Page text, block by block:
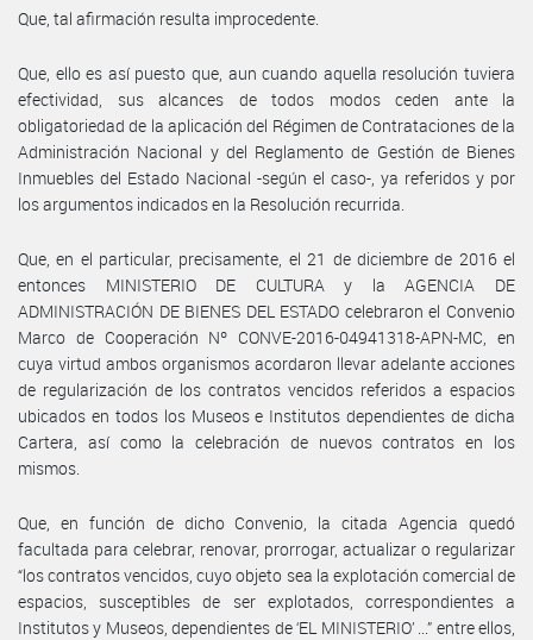
Que, tal afirmación resulta improcedente.
Que, ello es así puesto que, aun cuando aquella resolución tuviera
efectividad, sus alcances de todos modos ceden ante la
obligatoriedad de la aplicación del Régimen de Contrataciones de la
Administración Nacional y del Reglamento de Gestión de Bienes
Inmuebles del Estado Nacional -según el caso-, ya referidos y por
los argumentos indicados en la Resolución recurrida.
Que, en el particular, precisamente, el 21 de diciembre de 2016 el
entonces MINISTERIO DE CULTURA y la AGENCIA DE
ADMINISTRACIÓN DE BIENES DEL ESTADO celebraron el Convenio
Marco de Cooperación Nº CONVE-2016-04941318-APN-MC, en
cuya virtud ambos organismos acordaron llevar adelante acciones
de regularización de los contratos vencidos referidos a espacios
ubicados en todos los Museos e Institutos dependientes de dicha
Cartera, así como la celebración de nuevos contratos en los
mismos.
Que, en función de dicho Convenio, la citada Agencia quedó
facultada para celebrar, renovar, prorrogar, actualizar o regularizar
“los contratos vencidos, cuyo objeto sea la explotación comercial de
espacios, susceptibles de ser explotados, correspondientes a
Institutos y Museos, dependientes de ‘EL MINISTERIO’ ...” entre ellos,